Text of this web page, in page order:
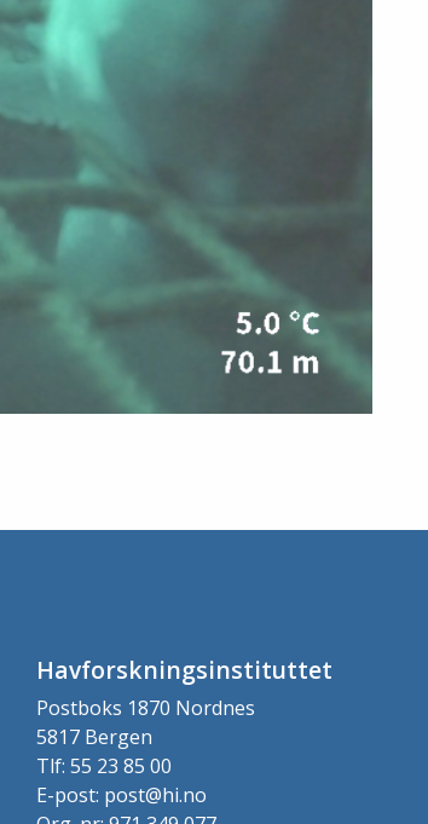
Havforskningsinstituttet
Postboks 1870 Nordnes
5817 Bergen
Tlf: 55 23 85 00
E-post: post@hi.no